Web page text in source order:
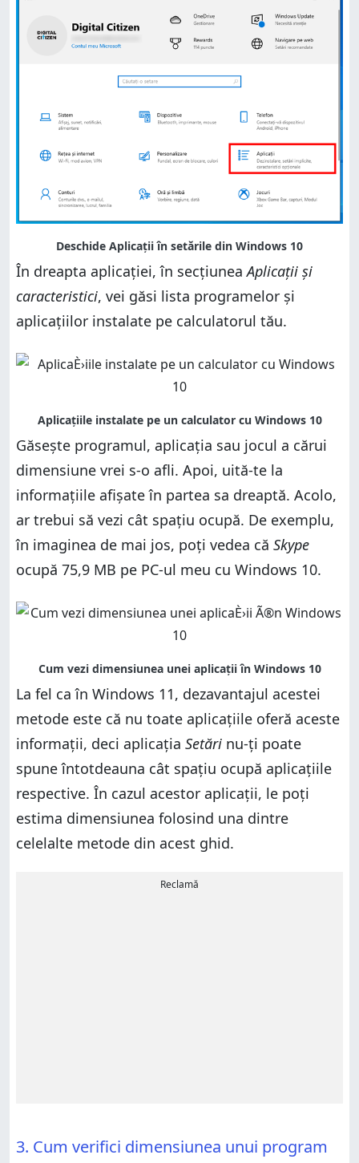
În dreapta aplicației, în secțiuneaAplicații și
caracteristici, vei găsi lista programelor și
aplicațiilor instalate pe calculatorul tău.
Găsește programul, aplicația sau jocul a cărui
dimensiune vrei s-o afli. Apoi, uită-te la
informațiile afișate în partea sa dreaptă. Acolo,
ar trebui să vezi cât spațiu ocupă. De exemplu,
în imaginea de mai jos, poți vedea că Skype
ocupă 75,9 MB pe PC-ul meu cu Windows 10.
La fel ca în Windows 11, dezavantajul acestei
metode este că nu toate aplicațiile oferă aceste
informații, deci aplicația Setări nu-ți poate
spune întotdeauna cât spațiu ocupă aplicațiile
respective. În cazul acestor aplicații, le poți
estima dimensiunea folosind una dintre
celelalte metode din acest ghid.
Reclamă
3. Cum verifici dimensiunea unui program